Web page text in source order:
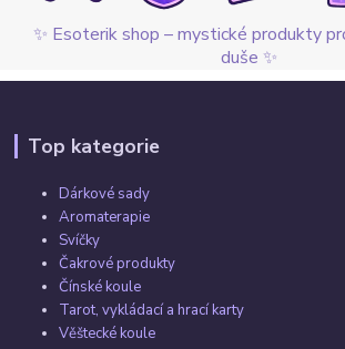
✨ Esoterik shop – mystické produkty
duše ✨
Top kategorie
Dárkové sady
Aromaterapie
Svíčky
Čakrové produkty
Čínské koule
Tarot, vykládací a hrací karty
Věštecké koule